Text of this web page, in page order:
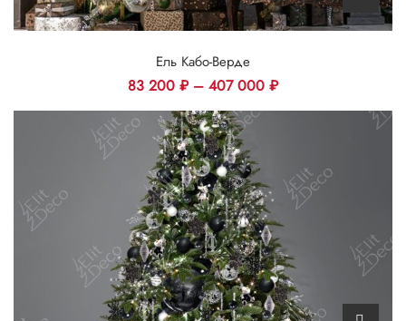
Ель Кабо-Верде
83 200 ₽– 407 000 ₽